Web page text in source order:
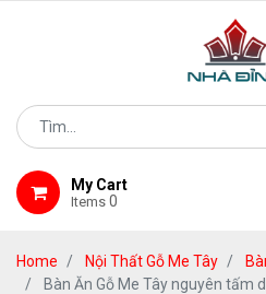
My Cart
Items 0
Home Nội Thất Gỗ Me Tây
Bàn Ăn Gỗ Me Tây nguyên tấm